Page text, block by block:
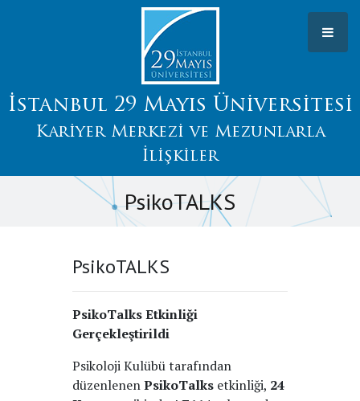
İstanbul 29 Mayıs Üniversitesi
Kariyer Merkezi ve Mezunlarla
İlişkiler
PsikoTALKS
PsikoTALKS
PsikoTalks Etkinliği
Gerçekleştirildi
Psikoloji Kulübü tarafından
düzenlenenPsikoTalksetkinliği, 24